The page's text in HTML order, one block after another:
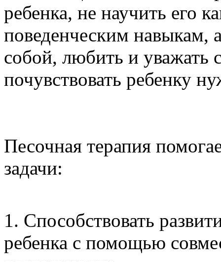
ребенка, не научить его
поведенческим навыкам,
собой, любить и уважать
почувствовать
Песочная терапия
1. Способствовать
ребенка с помощью